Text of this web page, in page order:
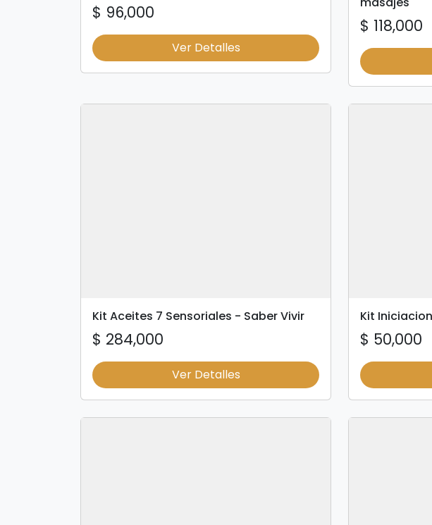
$ 96,000
Ver Detalles
$ 118,000
Kit Aceites 7 Sensoriales - Saber Vivir
$ 284,000
Ver Detalles
Kit Iniciacion
$ 50,000